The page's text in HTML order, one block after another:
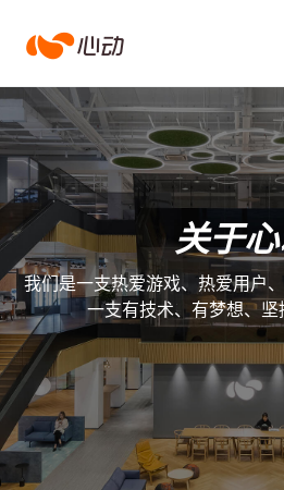
心
动
搜索结果
关于
我们是一支热爱游戏、热爱用户
一支有技术、有梦想、坚